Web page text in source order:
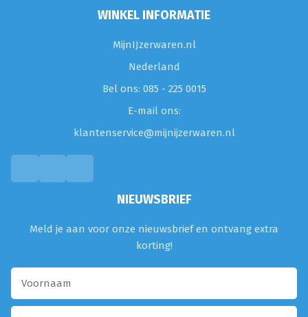
WINKEL INFORMATIE
MijnIJzerwaren.nl
Nederland
Bel ons: 085 - 225 0015
E-mail ons:
klantenservice@mijnijzerwaren.nl
NIEUWSBRIEF
Meld je aan voor onze nieuwsbrief en ontvang extra
korting!